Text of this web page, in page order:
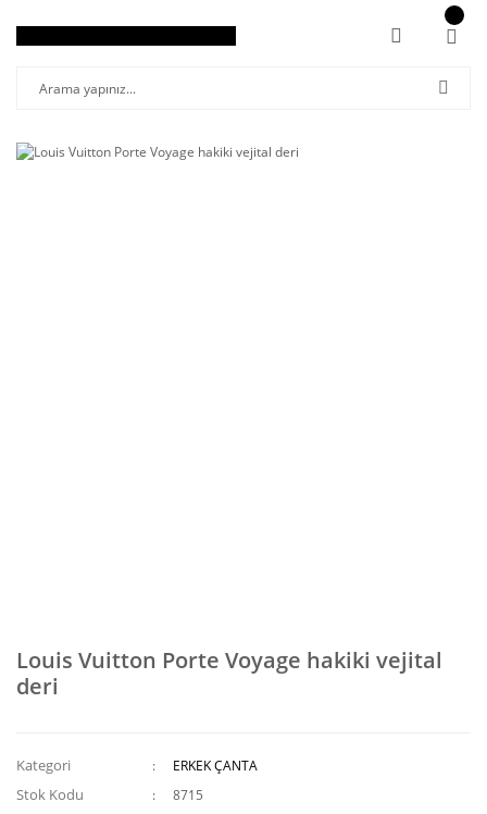
Louis Vuitton Porte Voyage hakiki vejital
deri
Kategori ERKEK ÇANTA
Stok Kodu 8715